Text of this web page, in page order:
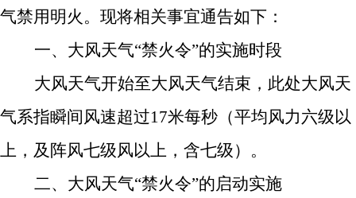
气禁用明火 。 现将相关事宜通告如下：
一、大风天气“禁火令”的实施时段
大风天气开始至大风天气结束，此处大风天
气系指瞬间风速超过17米每秒（平均风力六级以
上，及阵风七级风以上，含七级）。
二、大风天气“禁火令”的启动实施